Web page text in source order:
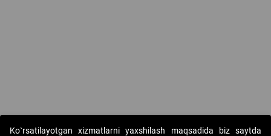
Ko`rsatilayotgan xizmatlarni yaxshilash maqsadida biz saytda